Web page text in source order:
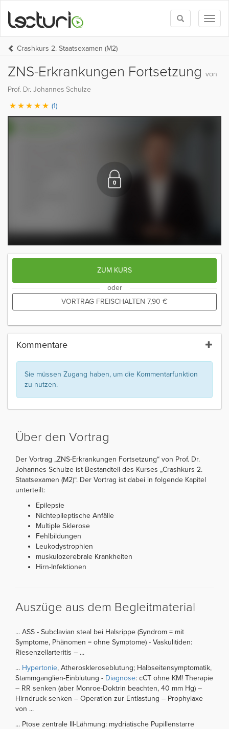
Toggle
search
Crashkurs 2. Staatsexamen (M2)
ZNS-Erkrankungen Fortsetzung von
Prof. Dr. Johannes Schulze
(1)
ZUM KURS
oder
VORTRAG FREISCHALTEN 7,90 €
Kommentare
Sie müssen Zugang haben, um die Kommentarfunktion
zu nutzen.
Über den Vortrag
Der Vortrag „ZNS-Erkrankungen Fortsetzung“ von Prof. Dr.
Johannes Schulze ist Bestandteil des Kurses „Crashkurs 2.
Staatsexamen (M2)“. Der Vortrag ist dabei in folgende Kapitel
unterteilt:
Epilepsie
Nichtepileptische Anfälle
Multiple Sklerose
Fehlbildungen
Leukodystrophien
muskulozerebrale Krankheiten
Hirn-Infektionen
Auszüge aus dem Begleitmaterial
... ASS - Subclavian steal bei Halsrippe (Syndrom = mit
Symptome, Phänomen = ohne Symptome) - Vaskulitiden:
Riesenzellarteritis – ...
... Hypertonie, Atheroskleroseblutung; Halbseitensymptomatik,
Stammganglien-Einblutung - Diagnose: cCT ohne KM! Therapie
– RR senken (aber Monroe-Doktrin beachten, 40 mm Hg) –
Hirndruck senken – Operation zur Entlastung – Prophylaxe
von ...
... Ptose zentrale III-Lähmung: mydriatische Pupillenstarre